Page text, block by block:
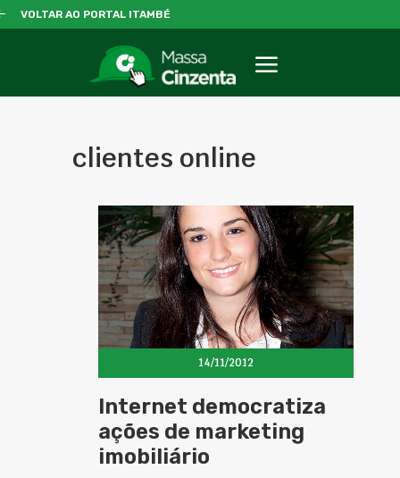
VOLTAR AO PORTAL ITAMBÉ
clientes online
14/11/2012
Internet democratiza
ações de marketing
imobiliário